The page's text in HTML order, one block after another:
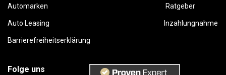
Automarken Ratgeber
Auto Leasing Inzahlungnahme
Barrierefreiheitserklärung
Folge uns